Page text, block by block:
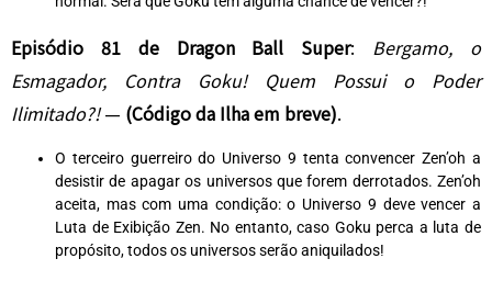
Episódio 81 de Dragon Ball Super: Bergamo, o
Esmagador, Contra Goku! Quem Possui o Poder
Ilimitado?!— (Código da Ilha em breve).
O terceiro guerreiro do Universo 9 tenta convencer Zen’oh a
desistir de apagar os universos que forem derrotados. Zen’oh
aceita, mas com uma condição: o Universo 9 deve vencer a
Luta de Exibição Zen. No entanto, caso Goku perca a luta de
propósito, todos os universos serão aniquilados!